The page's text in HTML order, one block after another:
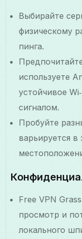
Выбирайте
физическому
пинга.
используете
устойчивое
сигналом.
Пробуйте
варьируется
Free VPN
просмотр и
локального